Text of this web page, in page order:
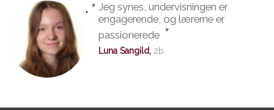
" " Jeg synes, undervisningen er
engagerende, og lærerne er
passionerede "
Luna Sangild, 2b